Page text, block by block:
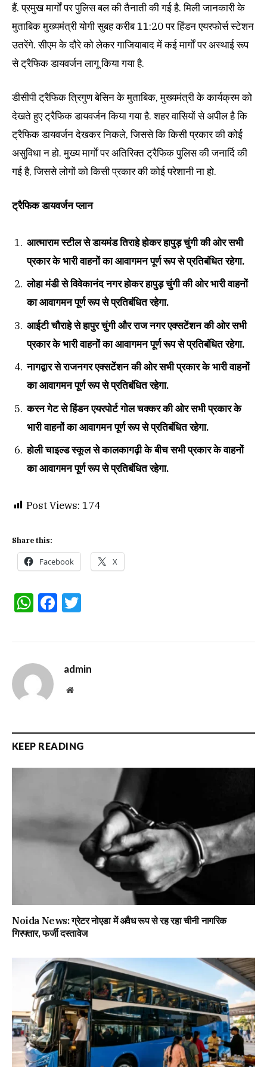
हैं. प्रमुख मार्गों पर पुलिस बल की तैनाती की गई है. मिली जानकारी के
मुताबिक मुख्यमंत्री योगी सुबह करीब 11:20 पर हिंडन एयरफोर्स स्टेशन
उतरेंगे. सीएम के दौरे को लेकर गाजियाबाद में कई मार्गों पर अस्थाई रूप
से ट्रैफिक डायवर्जन लागू किया गया है.
डीसीपी ट्रैफिक त्रिगुण बेसिन के मुताबिक, मुख्यमंत्री के कार्यक्रम को
देखते हुए ट्रैफिक डायवर्जन किया गया है. शहर वासियों से अपील है कि
ट्रैफिक डायवर्जन देखकर निकले, जिससे कि किसी प्रकार की कोई
असुविधा न हो. मुख्य मार्गों पर अतिरिक्त ट्रैफिक पुलिस की जनार्दि की
गई है, जिससे लोगों को किसी प्रकार की कोई परेशानी ना हो.
ट्रैफिक डायवर्जन प्लान
आत्माराम स्टील से डायमंड तिराहे होकर हापुड़ चुंगी की ओर सभी
प्रकार के भारी वाहनों का आवागमन पूर्ण रूप से प्रतिबंधित रहेगा.
लोहा मंडी से विवेकानंद नगर होकर हापुड़ चुंगी की ओर भारी वाहनों
का आवागमन पूर्ण रूप से प्रतिबंधित रहेगा.
आईटी चौराहे से हापुर चुंगी और राज नगर एक्सटेंशन की ओर सभी
प्रकार के भारी वाहनों का आवागमन पूर्ण रूप से प्रतिबंधित रहेगा.
नागद्वार से राजनगर एक्सटेंशन की ओर सभी प्रकार के भारी वाहनों
का आवागमन पूर्ण रूप से प्रतिबंधित रहेगा.
करन गेट से हिंडन एयरपोर्ट गोल चक्कर की ओर सभी प्रकार के
भारी वाहनों का आवागमन पूर्ण रूप से प्रतिबंधित रहेगा.
होली चाइल्ड स्कूल से कालकागढ़ी के बीच सभी प्रकार के वाहनों
का आवागमन पूर्ण रूप से प्रतिबंधित रहेगा.
Post Views: 174
Share this:
Facebook X
WhatsApp
Facebook
admin
Website
KEEP READING
Noida News: ग्रेटर नोएडा में अवैध रूप से रह रहा चीनी नागरिक
गिरफ्तार, फर्जी दस्तावेज